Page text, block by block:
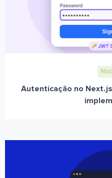
Autenticação no